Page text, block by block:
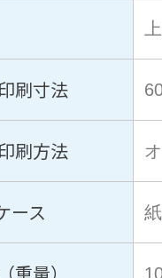
刷寸法
刷方法
ース